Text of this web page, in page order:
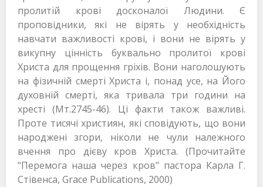
пролитій крові досконалої Людини. Є
проповідники, які не вірять у необхідність
навчати важливості крові, і вони не вірять у
викупну цінність буквально пролитої крові
Христа для прощення гріхів. Вони наголошують
на фізичній смерті Христа і, понад усе, на Його
духовній смерті, яка тривала три години на
хресті (Мт.2745-46). Ці факти також важливі.
Проте тисячі християн, які сповідують, що вони
народжені згори, ніколи не чули належного
вчення про дієву кров Христа. (Прочитайте
"Перемога наша через кров" пастора Карла Г.
Стівенса, Grace Publications, 2000)